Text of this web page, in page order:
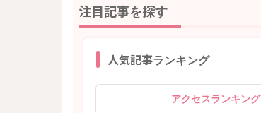
注目記事を探す
人気記事ランキング
アクセスランキング